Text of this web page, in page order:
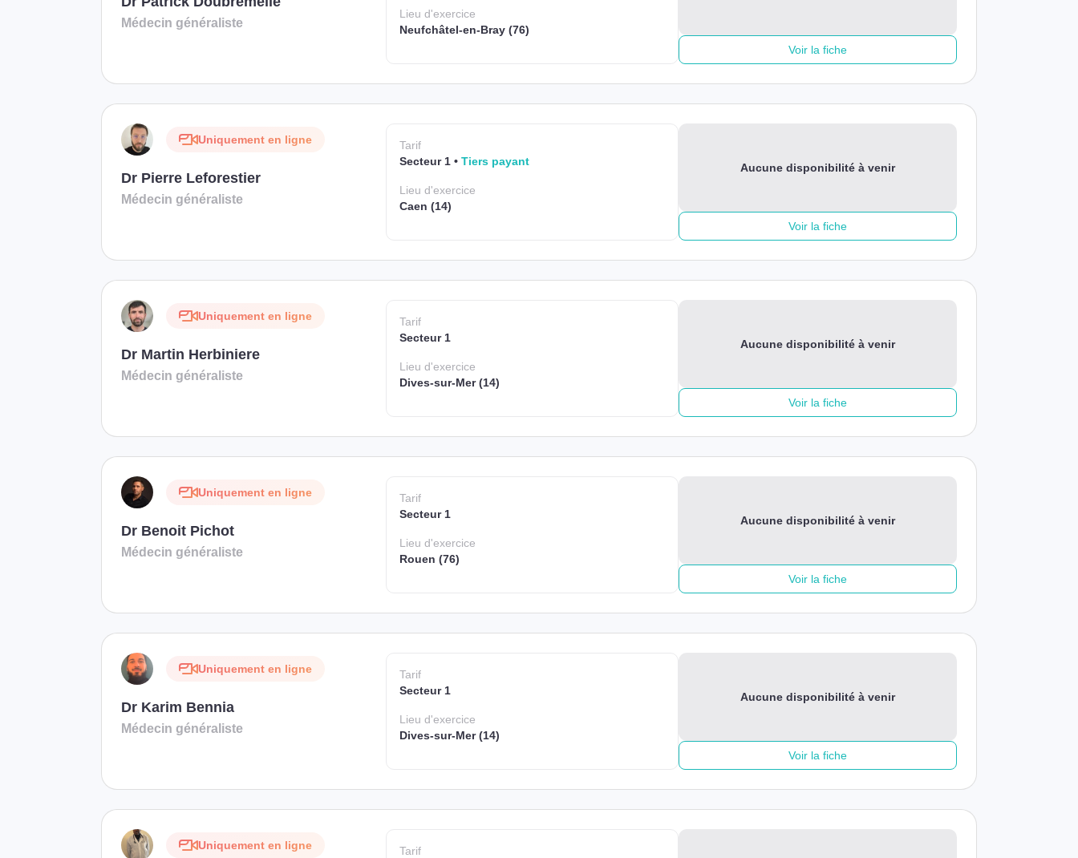
Médecin généraliste
Lieud'exercice
Neufchâtel-en-Bray (76)
Voir la fiche
Uniquement en ligne
Dr Pierre Leforestier
Médecin généraliste
Tarif
Secteur 1
Tiers payant
Lieud'exercice
Caen (14)
Aucune disponibilité à venir
Voir la fiche
Uniquement en ligne
Dr Martin Herbiniere
Médecin généraliste
Tarif
Secteur 1
Lieud'exercice
Dives-sur-Mer (14)
Aucune disponibilité à venir
Voir la fiche
Uniquement en ligne
Dr Benoit Pichot
Médecin généraliste
Tarif
Secteur 1
Lieud'exercice
Rouen (76)
Aucune disponibilité à venir
Voir la fiche
Uniquement en ligne
Dr Karim Bennia
Médecin généraliste
Tarif
Secteur 1
Lieud'exercice
Dives-sur-Mer (14)
Aucune disponibilité à venir
Voir la fiche
Uniquement en ligne
Tarif